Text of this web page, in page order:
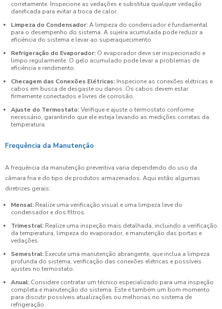
corretamente. Inspecione as vedações e substitua qualquer vedação
danificada para evitar a troca de calor.
Limpeza do Condensador:A limpeza do condensador é fundamental
para o desempenho do sistema. A sujeira acumulada pode reduzir a
eficiência do sistema e levar ao superaquecimento.
Refrigeração do Evaporador: O evaporador deve ser inspecionado e
limpo regularmente. O gelo acumulado pode levar a problemas de
eficiência e rendimento.
Checagem das Conexões Elétricas: Inspecione as conexões elétricas e
cabos em busca de desgaste ou danos. Os cabos devem estar
firmemente conectados e livres de corrosão.
Ajuste do Termostato:Verifique e ajuste o termostato conforme
necessário, garantindo que ele esteja levando as medições corretas da
temperatura.
Frequência da Manutenção
A frequência da manutenção preventiva varia dependendo do uso da
câmara fria e do tipo de produtos armazenados. Aqui estão algumas
diretrizes gerais:
Mensal: Realize uma verificação visual e uma limpeza leve do
condensador e dos filtros.
Trimestral: Realize uma inspeção mais detalhada, incluindo a verificação
da temperatura, limpeza do evaporador, e manutenção das portas e
vedações.
Semestral: Execute uma manutenção abrangente, que inclua a limpeza
profunda do sistema, verificação das conexões elétricas e possíveis
ajustes no termostato.
Anual: Considere contratar um técnico especializado para uma inspeção
completa e manutenção do sistema. Este é também um bom momento
para discutir possíveis atualizações ou melhorias no sistema de
refrigeração.